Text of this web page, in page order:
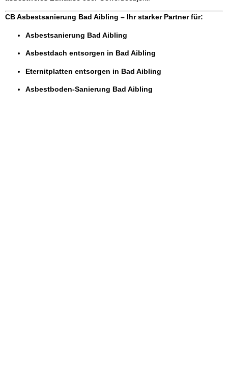
CB Asbestsanierung Bad Aibling – Ihr starker Partner für:
Asbestsanierung Bad Aibling
Asbestdach entsorgen in Bad Aibling
Eternitplatten entsorgen in Bad Aibling
Asbestboden-Sanierung Bad Aibling